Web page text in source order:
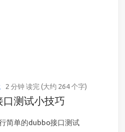
2 分钟 读完 (大约 264 个字)
测试小技巧
简单的dubbo接口测试